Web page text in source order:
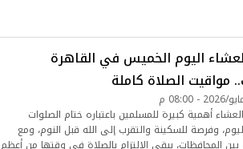
اليوم الخميس في القاهرة
مواقيت الصلاة كاملة
أهمية كبيرة للمسلمين باعتباره ختام الصلوات
وفرصة للسكينة والتقرب إلى الله قبل النوم، ومع
بين المحافظات، يبقى الالتزام بالصلاة في وقتها من أعظم